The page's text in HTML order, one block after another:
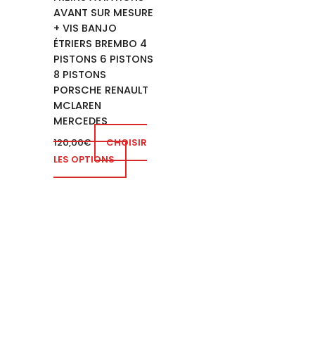
AVANT SUR MESURE
+ VIS BANJO
ÉTRIERS BREMBO 4
PISTONS 6 PISTONS
8 PISTONS
PORSCHE RENAULT
MCLAREN
MERCEDES
120,00€
CHOISIR
LES OPTIONS
choisies
la
page
produit